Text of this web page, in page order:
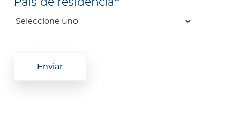
País de residencia*